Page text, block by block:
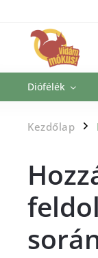
Diófélék
Kezdőlap /